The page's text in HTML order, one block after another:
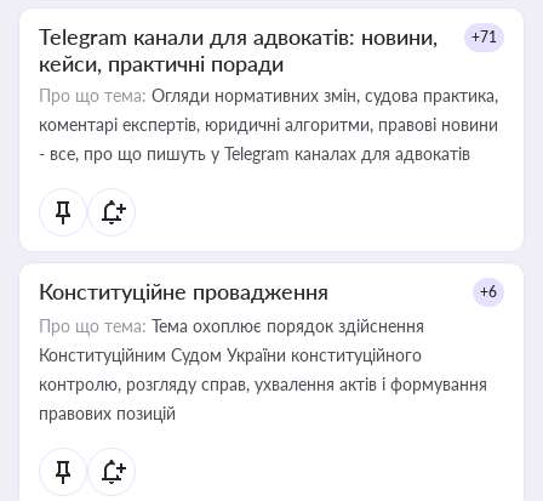
Telegram канали для адвокатів: новини,
кейси, практичні поради
+71
Про що тема: Огляди нормативних змін, судова практика,
коментарі експертів, юридичні алгоритми, правові новини
- все, про що пишуть у Telegram каналах для адвокатів
Конституційне провадження +6
Про що тема: Тема охоплює порядок здійснення
Конституційним Судом України конституційного
контролю, розгляду справ, ухвалення актів і формування
правових позицій